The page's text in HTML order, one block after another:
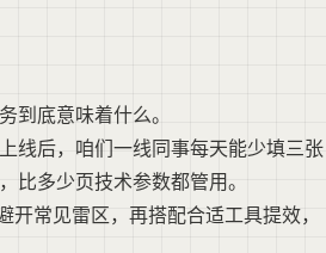
到底意味着什么。
线后，咱们一线同事每天能少填三张
多少页技术参数都管用。
常见雷区，再搭配合适工具提效，